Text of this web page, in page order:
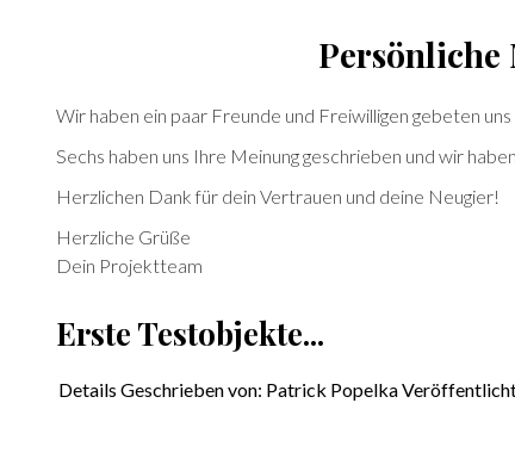
Persönliche
Wir haben ein paar Freunde und Freiwilligen gebeten
Sechs haben uns Ihre Meinung geschrieben und wir
Herzlichen Dank für dein Vertrauen und deine Neugier!
Herzliche Grüße
Dein Projektteam
Erste Testobjekte...
Details Geschrieben von: Patrick Popelka